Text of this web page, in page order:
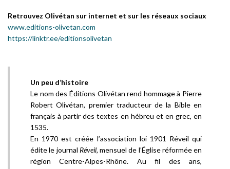
Retrouvez Olivétan sur internet et sur les réseaux sociaux
www.editions-olivetan.com
https://linktr.ee/editionsolivetan
Un peu d’histoire
Le nom des Éditions Olivétan rend hommage à Pierre
Robert Olivétan, premier traducteur de la Bible en
français à partir des textes en hébreu et en grec, en
1535.
En 1970 est créée l’association loi 1901 Réveil qui
édite le journal Réveil, mensuel de l’Église réformée en
région Centre-Alpes-Rhône. Au fil des ans,